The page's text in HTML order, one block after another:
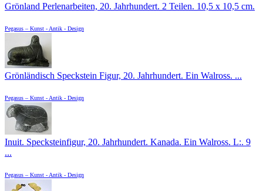
Grönland Perlenarbeiten, 20. Jahrhundert. 2 Teilen. 10,5 x 10,5 cm.
Pegasus – Kunst - Antik - Design
Grönländisch Speckstein Figur, 20. Jahrhundert. Ein Walross. ...
Pegasus – Kunst - Antik - Design
Inuit. Specksteinfigur, 20. Jahrhundert. Kanada. Ein Walross. L:. 9
...
Pegasus – Kunst - Antik - Design